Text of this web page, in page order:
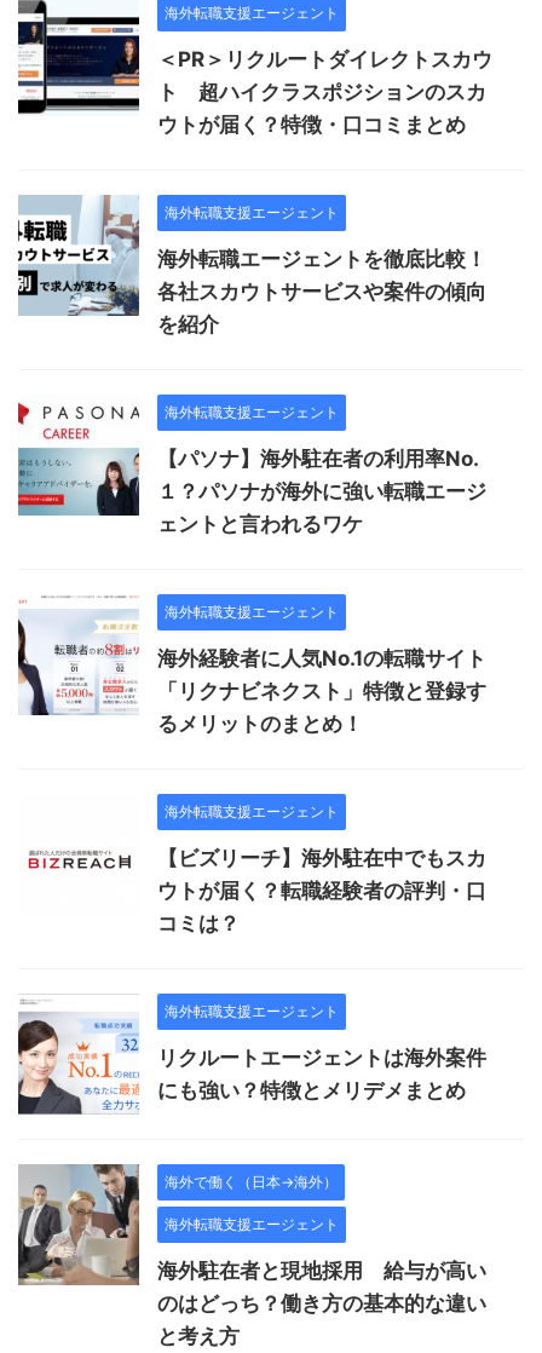
海外転職支援エージェント
＜PR＞リクルートダイレクトスカウ
ト 超ハイクラスポジションのスカ
ウトが届く？特徴・口コミまとめ
海外転職支援エージェント
海外転職エージェントを徹底比較！
各社スカウトサービスや案件の傾向
を紹介
海外転職支援エージェント
【パソナ】海外駐在者の利用率No.
１？パソナが海外に強い転職エージ
ェントと言われるワケ
海外転職支援エージェント
海外経験者に人気No.1の転職サイト
「リクナビネクスト」特徴と登録す
るメリットのまとめ！
海外転職支援エージェント
【ビズリーチ】海外駐在中でもスカ
ウトが届く？転職経験者の評判・口
コミは？
海外転職支援エージェント
リクルートエージェントは海外案件
にも強い？特徴とメリデメまとめ
海外で働く（日本→海外）
海外転職支援エージェント
海外駐在者と現地採用 給与が高い
のはどっち？働き方の基本的な違い
と考え方